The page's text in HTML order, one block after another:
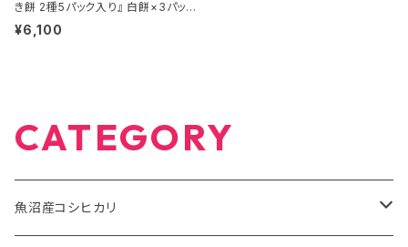
き餅 2種5パック入り』 白餅×3パッ
ク、草餅×2パック（1パック９枚入り）
¥6,100
CATEGORY
魚沼産コシヒカリ